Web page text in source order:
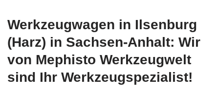
Werkzeugwagen in Ilsenburg
(Harz) in Sachsen-Anhalt: Wir
von Mephisto Werkzeugwelt
sind Ihr Werkzeugspezialist!